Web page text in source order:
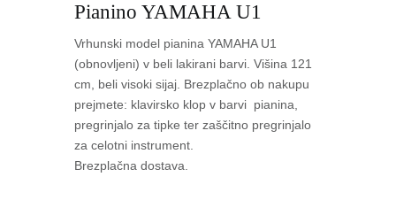
Pianino YAMAHA U1
Vrhunski model pianina YAMAHA U1
(obnovljeni) v beli lakirani barvi. Višina 121
cm, beli visoki sijaj. Brezplačno ob nakupu
prejmete: klavirsko klop v barvi pianina,
pregrinjalo za tipke ter zaščitno pregrinjalo
za celotni instrument.
Brezplačna dostava.